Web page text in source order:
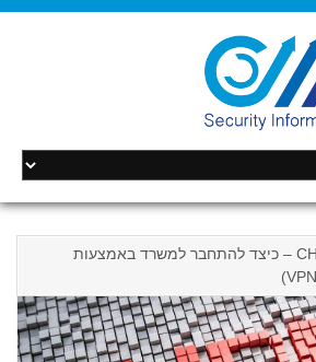
צ'קפוינט CHECKPOINT – כיצד להתחבר למשרד באמצעות